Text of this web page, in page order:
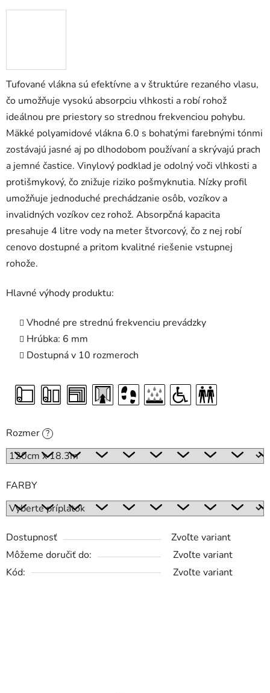
Tufované vlákna sú efektívne a v štruktúre rezaného vlasu,
čo umožňuje vysokú absorpciu vlhkosti a robí rohož
ideálnou pre priestory so strednou frekvenciou pohybu.
Mäkké polyamidové vlákna 6.0 s bohatými farebnými tónmi
zostávajú jasné aj po dlhodobom používaní a skrývajú prach
a jemné častice. Vinylový podklad je odolný voči vlhkosti a
protišmykový, čo znižuje riziko pošmyknutia. Nízky profil
umožňuje jednoduché prechádzanie osôb, vozíkov a
invalidných vozíkov cez rohož. Absorpčná kapacita
presahuje 4 litre vody na meter štvorcový, čo z nej robí
cenovo dostupné a pritom kvalitné riešenie vstupnej
rohože.
Hlavné výhody produktu:
Vhodné pre strednú frekvenciu prevádzky
Hrúbka: 6 mm
Dostupná v 10 rozmeroch
Rozmer ?
FARBY
Dostupnosť
Zvoľte variant
Môžeme doručiť do:
Zvoľte variant
Kód:
Zvoľte variant